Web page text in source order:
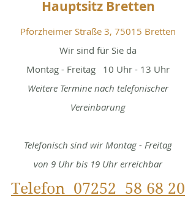
Hauptsitz Bretten
Pforzheimer Straße 3, 75015 Bretten
Wir sind für Sie da
Montag - Freitag 10 Uhr - 13 Uhr
Weitere Termine nach telefonischer
Vereinbarung
Telefonisch sind wir Montag - Freitag
von 9 Uhr bis 19 Uhr erreichbar
Telefon 07252 58 68 20